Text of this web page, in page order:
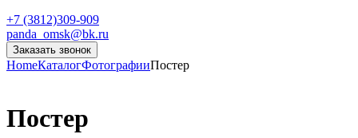
+7 (3812)309-909
panda_omsk@bk.ru
Заказать звонок
HomeКаталогФотографииПостер
Постер